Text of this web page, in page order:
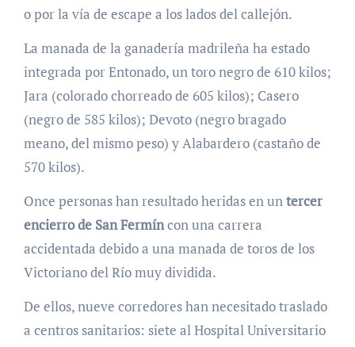
o por la vía de escape a los lados del callejón.
La manada de la ganadería madrileña ha estado
integrada por Entonado, un toro negro de 610 kilos;
Jara (colorado chorreado de 605 kilos); Casero
(negro de 585 kilos); Devoto (negro bragado
meano, del mismo peso) y Alabardero (castaño de
570 kilos).
Once personas han resultado heridas en untercer
encierro de San Fermíncon una carrera
accidentada debido a una manada de toros de los
Victoriano del Río muy dividida.
De ellos, nueve corredores han necesitado traslado
a centros sanitarios: siete al Hospital Universitario